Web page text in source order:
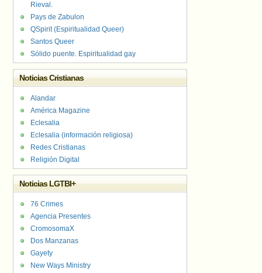
Rieval.
Pays de Zabulon
QSpirit (Espiritualidad Queer)
Santos Queer
Sólido puente. Espiritualidad gay
Noticias Cristianas
Alandar
América Magazine
Eclesalia
Eclesalia (información religiosa)
Redes Cristianas
Religión Digital
Noticias LGTBI+
76 Crimes
Agencia Presentes
CromosomaX
Dos Manzanas
Gayety
New Ways Ministry